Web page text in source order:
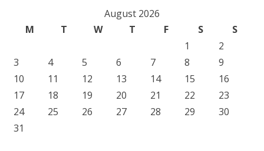
August 2026
M
T W T F S
S
1
2
3
4 5 6 7 8
9
10
11 12 13 14 15
16
17
18 19 20 21 22
23
24
25 26 27 28 29
30
31